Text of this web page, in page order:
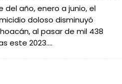
año, enero a junio, el
doloso disminuyó
al pasar de mil 438
este 2023.…